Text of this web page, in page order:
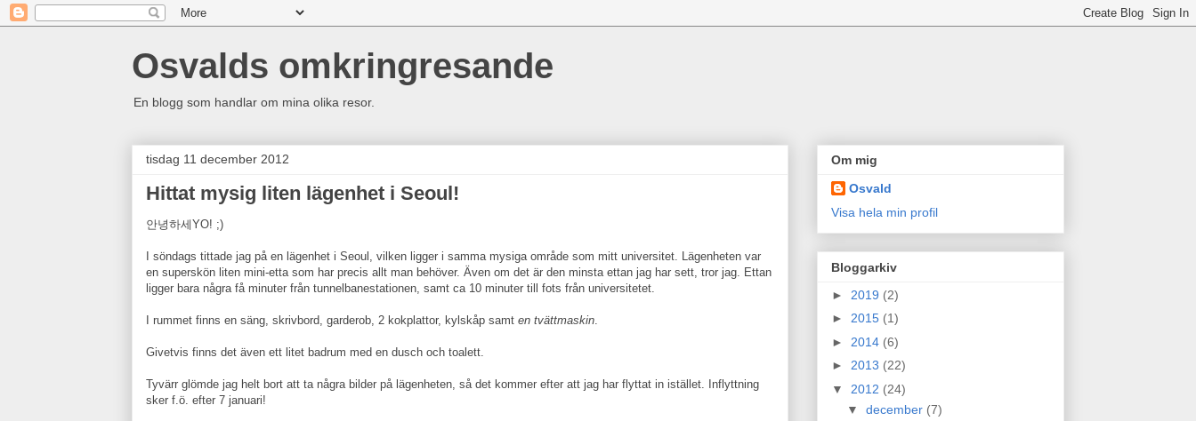
Osvalds omkringresande
En blogg som handlar om mina olika resor.
tisdag 11 december 2012
Hittat mysig liten lägenhet i Seoul!
안녕하세YO! ;)
I söndags tittade jag på en lägenhet i Seoul, vilken ligger i samma mysiga område som mitt universitet. Lägenheten var
en superskön liten mini-etta som har precis allt man behöver. Även om det är den minsta ettan jag har sett, tror jag. Ettan
ligger bara några få minuter från tunnelbanestationen, samt ca 10 minuter till fots från universitetet.
I rummet finns en säng, skrivbord, garderob, 2 kokplattor, kylskåp samt en tvättmaskin.
Givetvis finns det även ett litet badrum med en dusch och toalett.
Tyvärr glömde jag helt bort att ta några bilder på lägenheten, så det kommer efter att jag har flyttat in istället. Inflyttning
sker f.ö. efter 7 januari!
Om mig
Osvald
Visa hela min profil
Bloggarkiv
► 2019 (2)
► 2015 (1)
► 2014 (6)
► 2013 (22)
▼ 2012 (24)
▼ december (7)